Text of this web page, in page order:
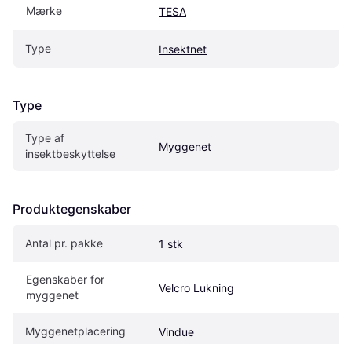
Mærke TESA
Type Insektnet
Type
Type af
insektbeskyttelse
Myggenet
Produktegenskaber
Antal pr. pakke 1 stk
Egenskaber for
myggenet
Velcro Lukning
Myggenetplacering Vindue